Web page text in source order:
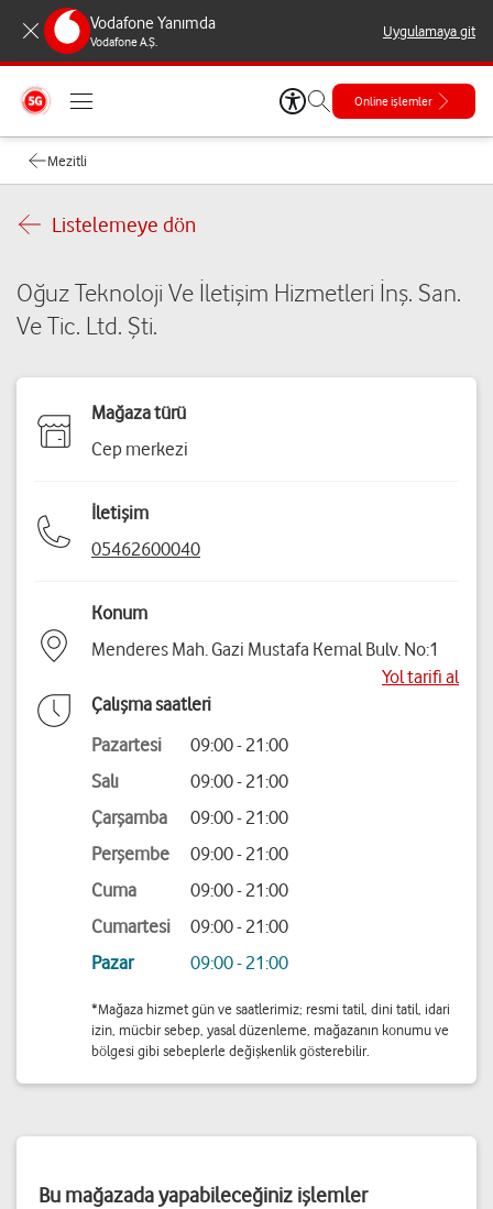
Vodafone Yanımda
Vodafone A.Ş.
Uygulamaya git
Online işlemler
Mezitli
Listelemeye dön
Oğuz Teknoloji Ve İletişim Hizmetleri İnş. San.
Ve Tic. Ltd. Şti.
Mağaza türü
Cep merkezi
İletişim
05462600040
Konum
Menderes Mah. Gazi Mustafa Kemal Bulv. No:1
Yol tarifi al
Çalışma saatleri
Pazartesi
09:00 - 21:00
Salı
09:00 - 21:00
Çarşamba
09:00 - 21:00
Perşembe
09:00 - 21:00
Cuma
09:00 - 21:00
Cumartesi
09:00 - 21:00
Pazar
09:00 - 21:00
*Mağaza hizmet gün ve saatlerimiz; resmi tatil, dini tatil, idari
izin, mücbir sebep, yasal düzenleme, mağazanın konumu ve
bölgesi gibi sebeplerle değişkenlik gösterebilir.
Bu mağazada yapabileceğiniz işlemler